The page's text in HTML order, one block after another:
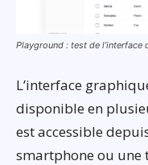
Playground : test de l’interface
L’interface
disponible en
est accessible
smartphone ou une